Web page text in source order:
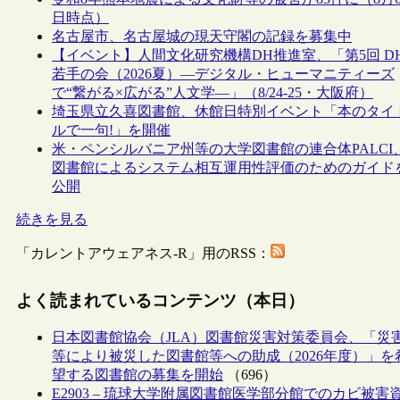
日時点）
名古屋市、名古屋城の現天守閣の記録を募集中
【イベント】人間文化研究機構DH推進室、「第5回
若手の会（2026夏）―デジタル・ヒューマニティーズ
で“繋がる×広がる”人文学―」（8/24-25・大阪府）
埼玉県立久喜図書館、休館日特別イベント「本のタイ
ルで一句!」を開催
米・ペンシルバニア州等の大学図書館の連合体PALCI、
図書館によるシステム相互運用性評価のためのガイド
公開
続きを見る
「カレントアウェアネス-R」用のRSS：
よく読まれているコンテンツ（本日）
日本図書館協会（JLA）図書館災害対策委員会、「災
等により被災した図書館等への助成（2026年度）」を
望する図書館の募集を開始 （696）
E2903 – 琉球大学附属図書館医学部分館でのカビ被害